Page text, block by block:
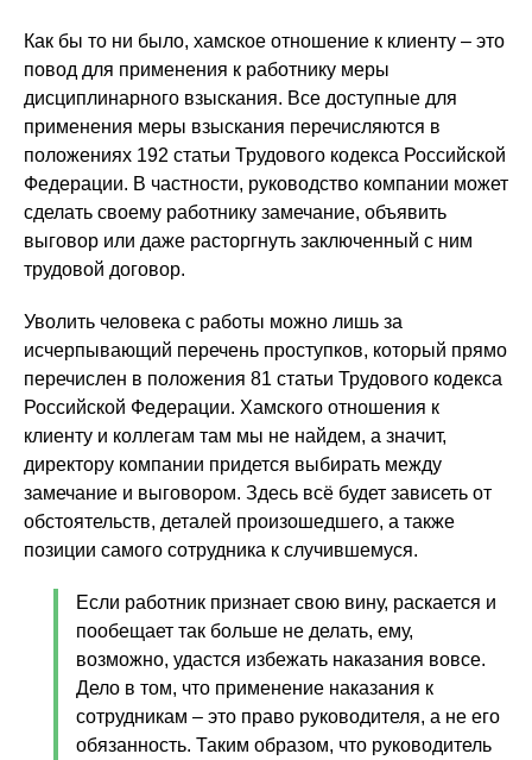
Как бы то ни было, хамское отношение к клиенту – это
повод для применения к работнику меры
дисциплинарного взыскания. Все доступные для
применения меры взыскания перечисляются в
положениях 192 статьи Трудового кодекса Российской
Федерации. В частности, руководство компании может
сделать своему работнику замечание, объявить
выговор или даже расторгнуть заключенный с ним
трудовой договор.
Уволить человека с работы можно лишь за
исчерпывающий перечень проступков, который прямо
перечислен в положения 81 статьи Трудового кодекса
Российской Федерации. Хамского отношения к
клиенту и коллегам там мы не найдем, а значит,
директору компании придется выбирать между
замечание и выговором. Здесь всё будет зависеть от
обстоятельств, деталей произошедшего, а также
позиции самого сотрудника к случившемуся.
Если работник признает свою вину, раскается и
пообещает так больше не делать, ему,
возможно, удастся избежать наказания вовсе.
Дело в том, что применение наказания к
сотрудникам – это право руководителя, а не его
обязанность. Таким образом, что руководитель